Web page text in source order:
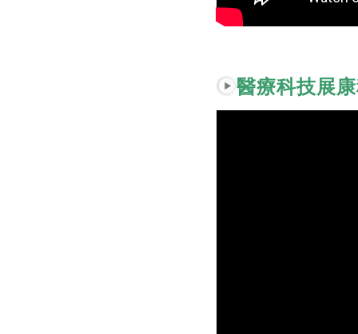
醫療科技展